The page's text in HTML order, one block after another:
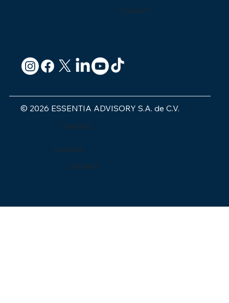
Contact
© 2026 ESSENTIA ADVISORY S.A. de C.V.
Contact
Contact
Contact